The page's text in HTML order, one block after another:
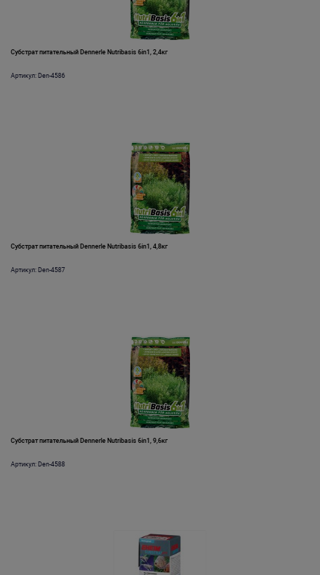
Субстрат питательный Dennerle Nutribasis 6in1, 2,4кг
Артикул: Den-4586
Субстрат питательный Dennerle Nutribasis 6in1, 4,8кг
Артикул: Den-4587
Субстрат питательный Dennerle Nutribasis 6in1, 9,6кг
Артикул: Den-4588